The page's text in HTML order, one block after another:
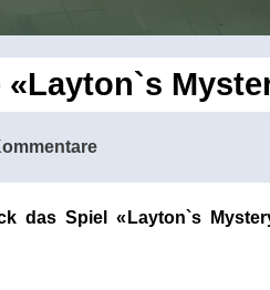
«Layton`s
das Spiel « Layton`s